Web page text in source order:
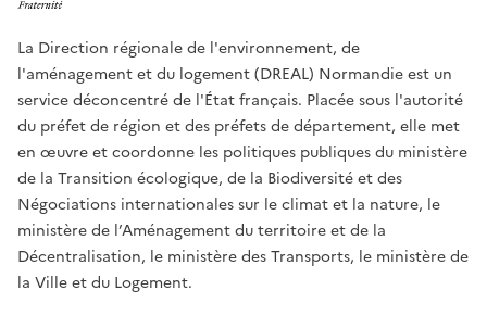
La Direction régionale de l'environnement, de
l'aménagement et du logement (DREAL) Normandie est un
service déconcentré de l'État français. Placée sous l'autorité
du préfet de région et des préfets de département, elle met
en œuvre et coordonne les politiques publiques du ministère
de la Transition écologique, de la Biodiversité et des
Négociations internationales sur le climat et la nature, le
ministère de l’Aménagement du territoire et de la
Décentralisation, le ministère des Transports, le ministère de
la Ville et du Logement.